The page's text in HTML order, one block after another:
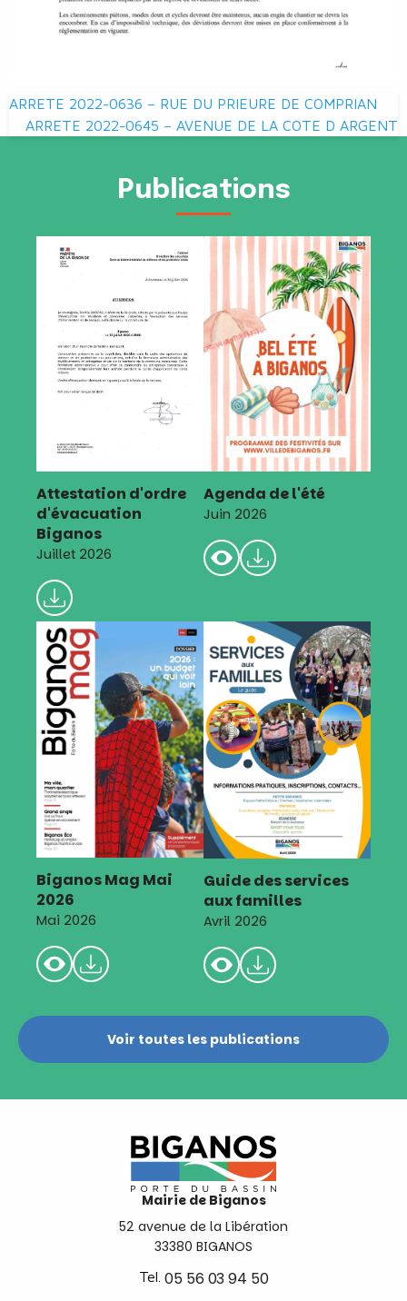
Navigation
de
ARRETE 2022-0636 – RUE DU PRIEURE DE COMPRIAN
ARRETE 2022-0645 – AVENUE DE LA COTE D ARGENT
Publications
Attestation d'ordre
d'évacuation
Biganos
Juillet 2026
Agenda de l'été
Juin 2026
Biganos Mag Mai
2026
Mai 2026
Guide des services
aux familles
Avril 2026
Voir toutes les publications
Mairie de Biganos
52 avenue de la Libération
33380 BIGANOS
Tel. 05 56 03 94 50